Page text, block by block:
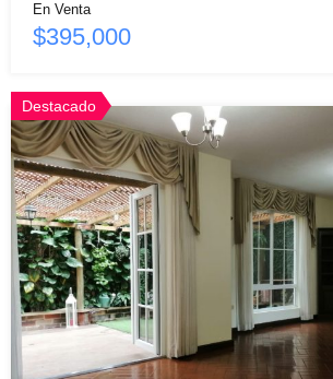
En Venta
$395,000
Destacado